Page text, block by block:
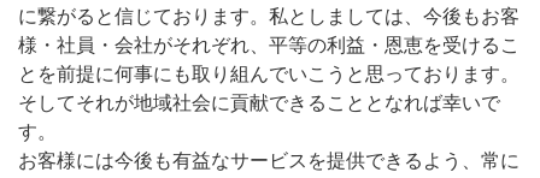
に繋がると信じております。私としましては、今後もお客
様・社員・会社がそれぞれ、平等の利益・恩恵を受けるこ
とを前提に何事にも取り組んでいこうと思っております。
そしてそれが地域社会に貢献できることとなれば幸いで
す。
お客様には今後も有益なサービスを提供できるよう、常に